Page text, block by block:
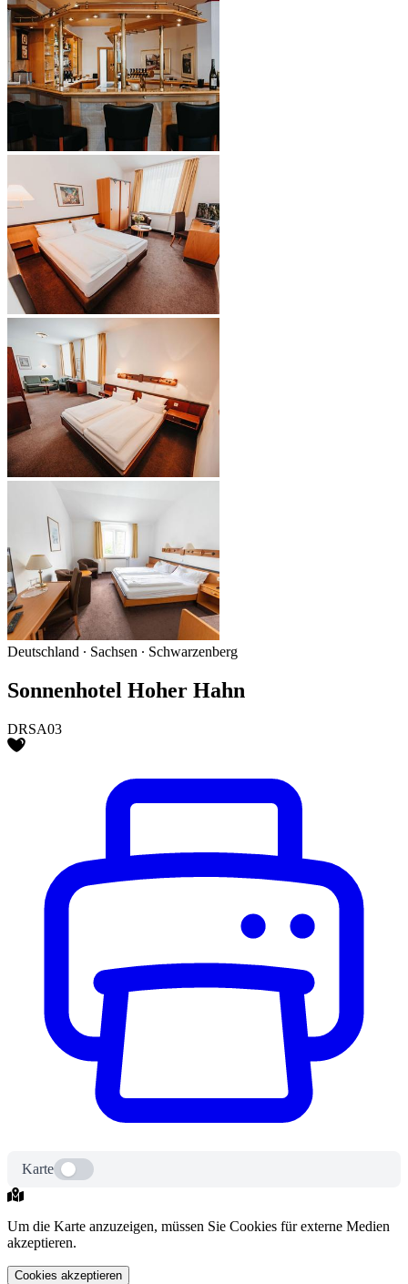
Deutschland ∙ Sachsen ∙ Schwarzenberg
Sonnenhotel Hoher Hahn
DRSA03
Karte
Um die Karte anzuzeigen, müssen Sie Cookies für externe Medien
akzeptieren.
Cookies akzeptieren